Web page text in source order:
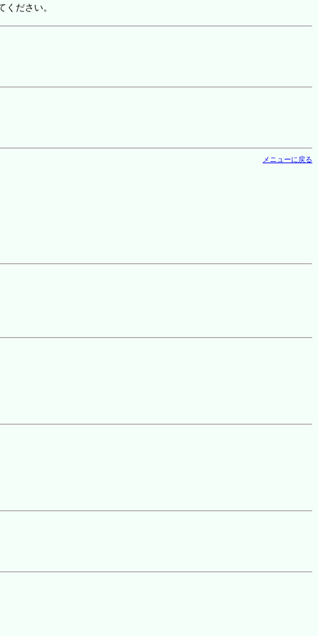
ださい。
メニューに戻る